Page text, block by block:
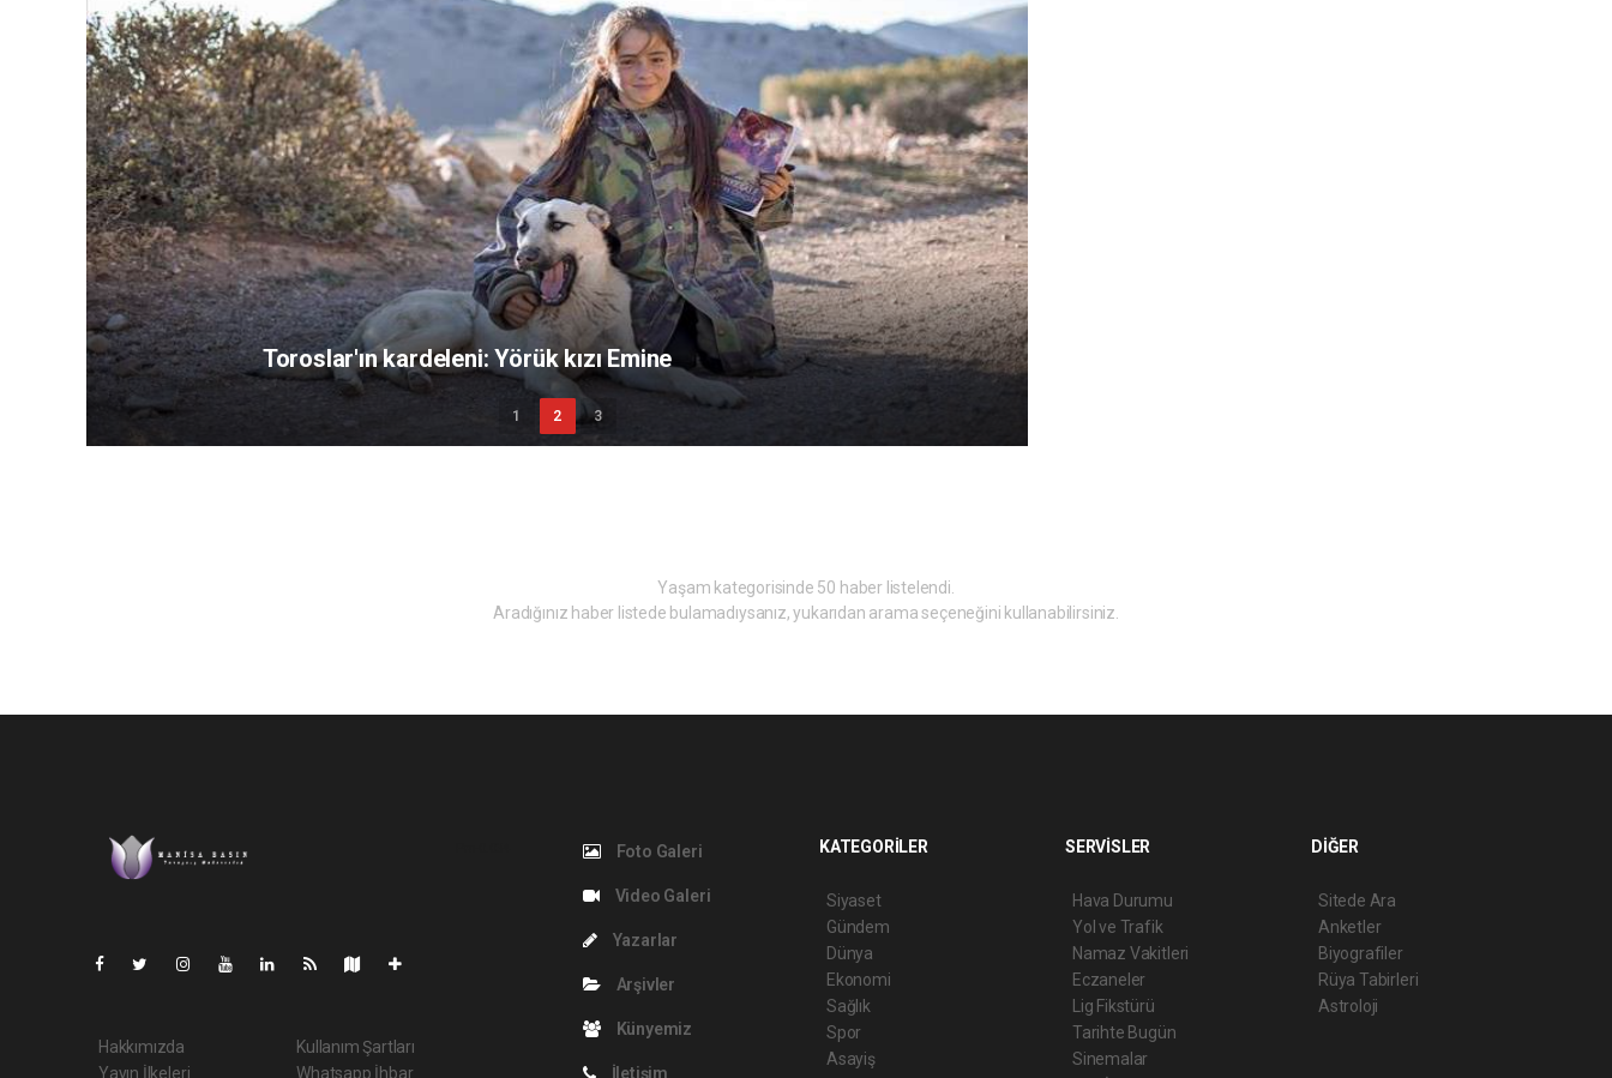
Toroslar'ın kardeleni: Yörük kızı Emine
1 2 3
Yaşam kategorisinde 50 haber listelendi.
Aradığınız haber listede bulamadıysanız, yukarıdan arama seçeneğini kullanabilirsiniz.
Hakkımızda
Yayın İlkeleri
Kullanım Şartları
Whatsapp İhbar
Foto Galeri
Video Galeri
Yazarlar
Arşivler
Künyemiz
İletişim
KATEGORİLER
Siyaset
Gündem
Dünya
Ekonomi
Sağlık
Spor
Asayiş
SERVİSLER
Hava Durumu
Yol ve Trafik
Namaz Vakitleri
Eczaneler
Lig Fikstürü
Tarihte Bugün
Sinemalar
DİĞER
Sitede Ara
Anketler
Biyografiler
Rüya Tabirleri
Astroloji